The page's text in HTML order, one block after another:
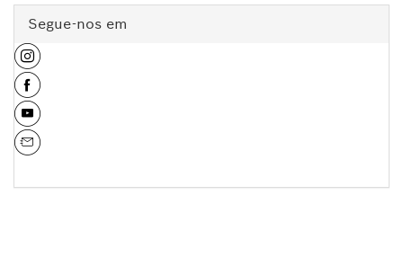
Segue-nos em